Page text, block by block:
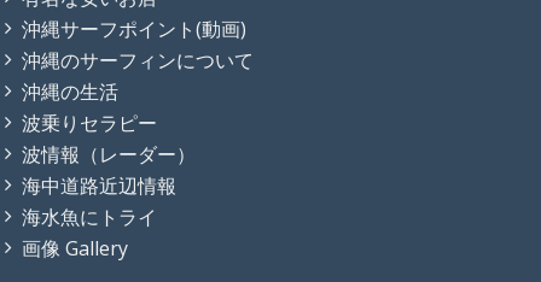
沖縄サーフポイント(動画)
沖縄のサーフィンについて
沖縄の生活
波乗りセラピー
波情報（レーダー）
海中道路近辺情報
海水魚にトライ
画像 Gallery